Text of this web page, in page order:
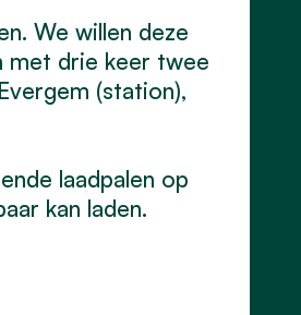
We willen deze
met drie keer twee
(station),
laadpalen op
kan laden.